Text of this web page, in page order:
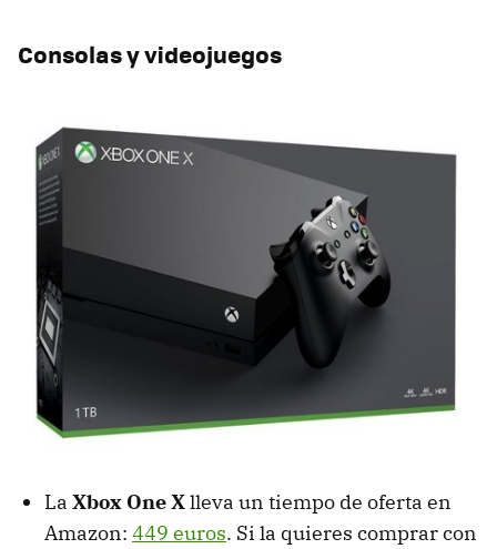
Consolas y videojuegos
La Xbox One Xlleva un tiempo de oferta en
Amazon: 449 euros. Si la quieres comprar con